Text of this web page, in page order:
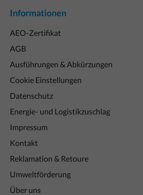
Informationen
AEO-Zertifikat
AGB
Ausführungen & Abkürzungen
Cookie Einstellungen
Datenschutz
Energie- und Logistikzuschlag
Impressum
Kontakt
Reklamation & Retoure
Umweltförderung
Über uns